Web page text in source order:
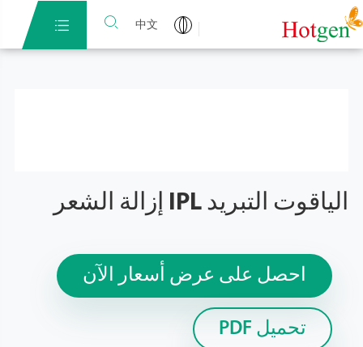
中文


الياقوت التبريد IPL إزالة الشعر
احصل على عرض أسعار الآن
تحميل PDF